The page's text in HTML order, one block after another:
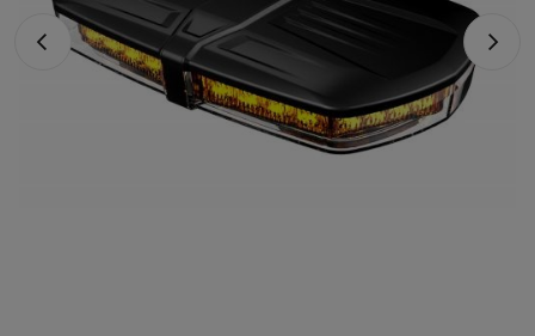
Vorheriges Foto